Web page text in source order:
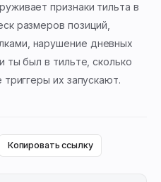
признаки тильта в
размеров позиций,
нарушение дневных
ты был в тильте, сколько
их запускают.
Копировать ссылку